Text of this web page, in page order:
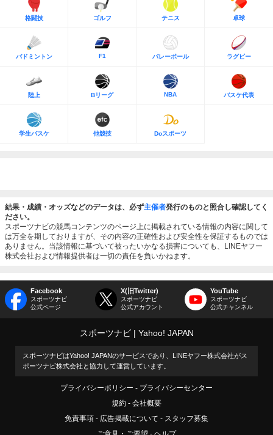
格闘技 ゴルフ テニス 卓球
バドミントン F1 バレーボール ラグビー
陸上 Bリーグ NBA バスケ代表
学生バスケ 他競技 Doスポーツ
結果・成績・オッズなどのデータは、必ず主催者発行のものと照合し確認してく
ださい。
スポーツナビの競馬コンテンツのページ上に掲載されている情報の内容に関して
は万全を期しておりますが、その内容の正確性および安全性を保証するものでは
ありません。当該情報に基づいて被ったいかなる損害についても、LINEヤフー
株式会社および情報提供者は一切の責任を負いかねます。
Facebook
スポーツナビ
公式ページ
X(旧Twitter)
スポーツナビ
公式アカウント
YouTube
スポーツナビ
公式チャンネル
スポーツナビ Yahoo! JAPAN
スポーツナビはYahoo! JAPANのサービスであり、LINEヤフー株式会社がス
ポーツナビ株式会社と協力して運営しています。
プライバシーポリシー
プライバシーセンター
規約
会社概要
免責事項
広告掲載について
スタッフ募集